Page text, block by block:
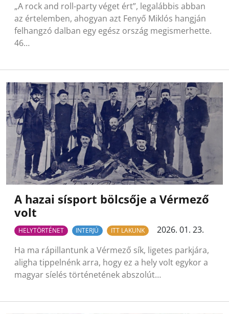
„A rock and roll-party véget ért”, legalábbis abban
az értelemben, ahogyan azt Fenyő Miklós hangján
felhangzó dalban egy egész ország megismerhette.
46…
A hazai sísport bölcsője a Vérmező
volt
HELYTÖRTÉNET INTERJÚ ITT LAKUNK
2026. 01. 23.
Ha ma rápillantunk a Vérmező sík, ligetes parkjára,
aligha tippelnénk arra, hogy ez a hely volt egykor a
magyar síelés történetének abszolút…